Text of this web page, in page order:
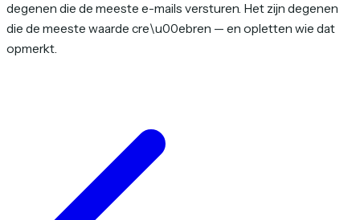
degenen die de meeste e-mails versturen. Het zijn degenen
die de meeste waarde cre\u00ebren — en opletten wie dat
opmerkt.